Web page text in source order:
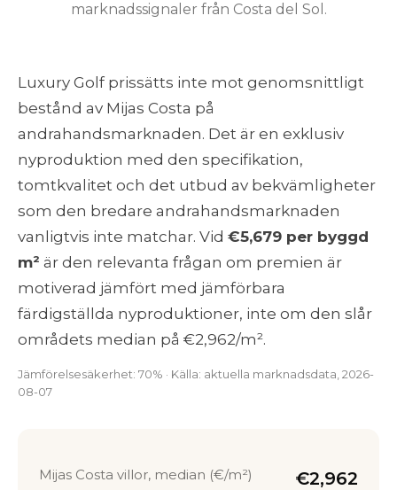
marknadssignaler från Costa del Sol.
Luxury Golf prissätts inte mot genomsnittligt
bestånd av Mijas Costa på
andrahandsmarknaden. Det är en exklusiv
nyproduktion med den specifikation,
tomtkvalitet och det utbud av bekvämligheter
som den bredare andrahandsmarknaden
vanligtvis inte matchar. Vid €5,679 per byggd
m² är den relevanta frågan om premien är
motiverad jämfört med jämförbara
färdigställda nyproduktioner, inte om den slår
områdets median på €2,962/m².
Jämförelsesäkerhet: 70% · Källa: aktuella marknadsdata, 2026-
08-07
Mijas Costa villor, median (€/m²) €2,962